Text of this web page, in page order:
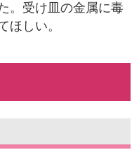
。受け皿の金属に毒
ほしい。